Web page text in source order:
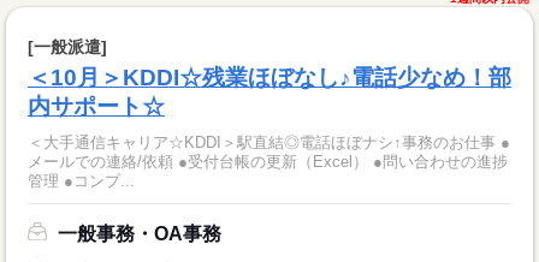
[一般派遣]
＜10月＞KDDI☆残業ほぼなし♪電話少なめ！部
内サポート☆
＜大手通信キャリア☆KDDI＞駅直結◎電話ほぼナシ↑事務のお仕事 ●
メールでの連絡/依頼 ●受付台帳の更新（Excel） ●問い合わせの進捗
管理 ●コンプ...
一般事務・OA事務